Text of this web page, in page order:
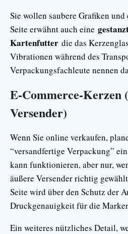
Sie wollen saubere Grafiken
Seite erwähnt auch eine
Kartenfutter die das
Vibrationen während des
Verpackungsfachleute nennen
E-Commerce-Kerzen
Versender)
Wenn Sie online verkaufen,
“versandfertige Verpackung”
kann funktionieren, aber nur,
äußere Versender richtig
Seite wird über den Schutz der
Druckgenauigkeit für die
Ein weiteres nützliches Detail,